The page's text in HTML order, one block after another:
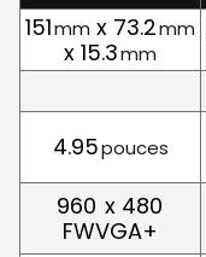
151mm x 73.2mm
x 15.3mm
4.95pouces
960 x 480
FWVGA+